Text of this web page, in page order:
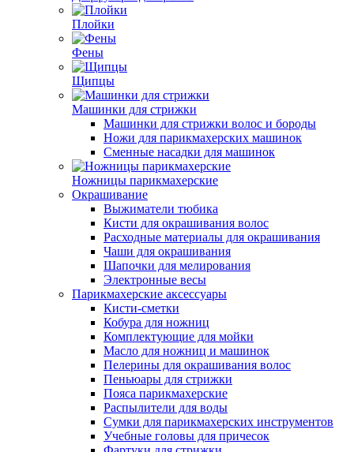
Плойки
Фены
Щипцы
Машинки для стрижки
Машинки для стрижки волос и бороды
Ножи для парикмахерских машинок
Сменные насадки для машинок
Ножницы парикмахерские
Окрашивание
Выжиматели тюбика
Кисти для окрашивания волос
Расходные материалы для окрашивания
Чаши для окрашивания
Шапочки для мелирования
Электронные весы
Парикмахерские аксессуары
Кисти-сметки
Кобура для ножниц
Комплектующие для мойки
Масло для ножниц и машинок
Пелерины для окрашивания волос
Пеньюары для стрижки
Пояса парикмахерские
Распылители для воды
Сумки для парикмахерских инструментов
Учебные головы для причесок